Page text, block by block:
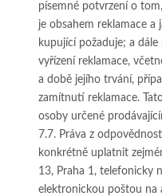
písemné potvrzení o
je obsahem reklamace a
kupující požaduje; a
vyřízení reklamace,
a době jejího trvání,
zamítnutí reklamace.
osoby určené
7.7. Práva z
konkrétně uplatnit
13, Praha 1, telefonicky
elektronickou poštou na